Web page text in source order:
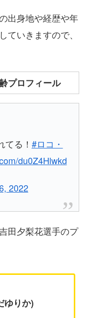
出身地や経歴や年
いきますので、
プロフィール
る！ #ロコ・
du0Z4Hlwkd
2022
田夕梨花選手のプ
ゆりか)